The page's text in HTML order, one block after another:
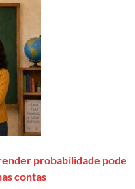
probabilidade pode
contas